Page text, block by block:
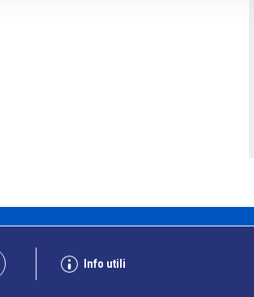
Info utili